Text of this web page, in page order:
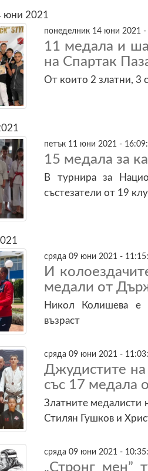
юни 2021
понеделник 14 юни 2021
11 медала и
на Спартак
От които 2 златни, 3
петък 11 юни 2021 -
15 медала за
В турнира за
състезатели от 19
сряда 09 юни 2021 -
И
медали от
Никол Колишева е
възраст
сряда 09 юни 2021 -
Джудистите
със 17 медала
Златните медалисти
Стилян Гушков и
сряда 09 юни 2021 -
„Стронг мен”